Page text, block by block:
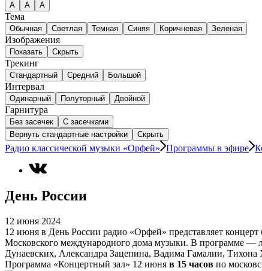
А A A
Тема
Обычная Светлая Темная Синяя Коричневая Зеленая
Изображения
Показать Скрыть
Трекинг
Стандартный Средний Большой
Интервал
Одинарный Полуторный Двойной
Гарнитура
Без засечек
С засечками
Вернуть стандартные настройки
Скрыть
Радио классической музыки «Орфей» Программы в эфире
День России
12 июня 2024
12 июня в День России радио «Орфей» представляет
Московского международного дома музыки. В программе —
Дунаевских, Александра Зацепина, Вадима Гамалии,
Программа «Концертный зал» 12 июня в 15 часов по